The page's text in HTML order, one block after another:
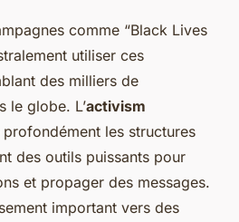
comme “Black Lives
utiliser ces
des milliers de
le globe. L’activism
les structures
des outils puissants pour
et propager des messages.
important vers des